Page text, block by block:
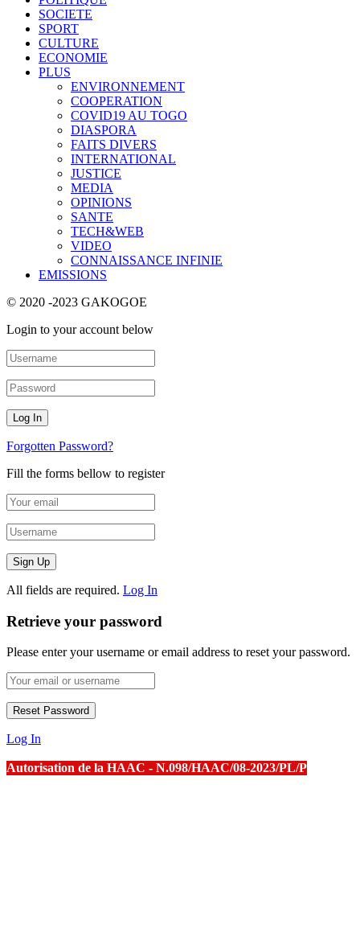
SOCIETE
SPORT
CULTURE
ECONOMIE
PLUS
ENVIRONNEMENT
COOPERATION
COVID19 AU TOGO
DIASPORA
FAITS DIVERS
INTERNATIONAL
JUSTICE
MEDIA
OPINIONS
SANTE
TECH&WEB
VIDEO
CONNAISSANCE INFINIE
EMISSIONS
© 2020 -2023 GAKOGOE
Login to your account below
Forgotten Password?
Fill the forms bellow to register
All fields are required. Log In
Retrieve your password
Please enter your username or email address to reset your password.
Log In
Autorisation de la HAAC - N.098/HAAC/08-2023/PL/P